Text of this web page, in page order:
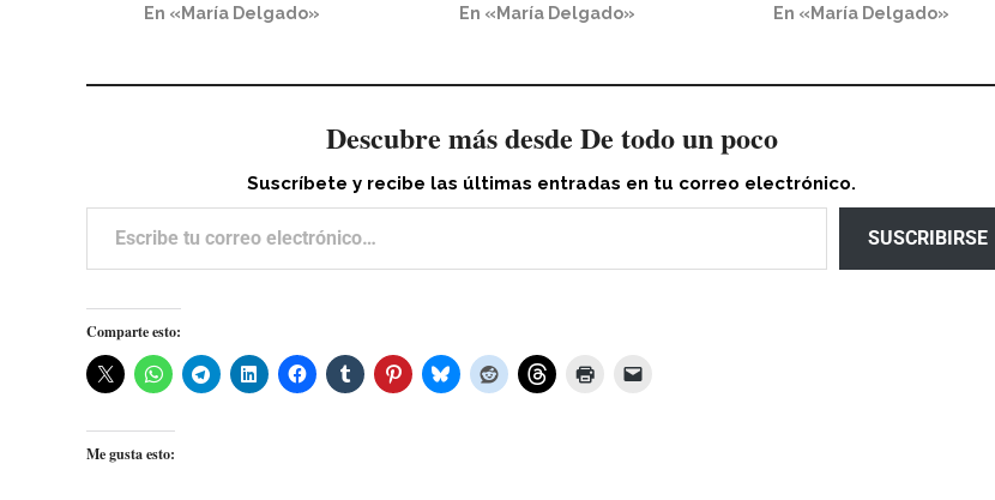
En «María Delgado»
En «María Delgado»
En «María Delgado»
Descubre más desde De todo un poco
Suscríbete y recibe las últimas entradas en tu correo electrónico.
Escribe tu correo electrónico…
SUSCRIBIRSE
Comparte esto:
Me gusta esto: